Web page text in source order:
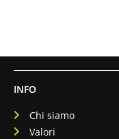
INFO
Chi siamo
Valori